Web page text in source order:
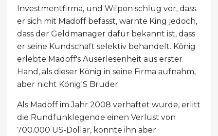
Investmentfirma, und Wilpon schlug vor, dass
er sich mit Madoff befasst, warnte King jedoch,
dass der Geldmanager dafür bekannt ist, dass
er seine Kundschaft selektiv behandelt. König
erlebte Madoff's Auserlesenheit aus erster
Hand, als dieser König in seine Firma aufnahm,
aber nicht König'S Bruder.
Als Madoff im Jahr 2008 verhaftet wurde, erlitt
die Rundfunklegende einen Verlust von
700.000 US-Dollar, konnte ihn aber